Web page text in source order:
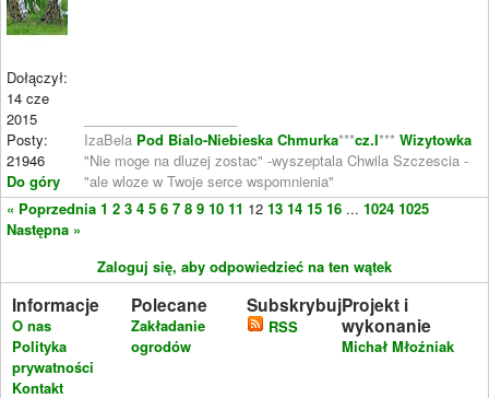
Dołączył:
14 cze
2015
Posty:
21946
Do góry
IzaBela Pod Bialo-Niebieska Chmurka***cz.I*** Wizytowka
"Nie moge na dluzej zostac" -wyszeptala Chwila Szczescia -
"ale wloze w Twoje serce wspomnienia"
« Poprzednia 1 2 3 4 5 6 7 8 9 10 11 12 13 14 15 16 ... 1024 1025
Następna »
Zaloguj się, aby odpowiedzieć na ten wątek
Informacje
O nas
Polityka
prywatności
Kontakt
Polecane
Zakładanie
ogrodów
Subskrybuj
RSS
Projekt i
wykonanie
Michał Młoźniak